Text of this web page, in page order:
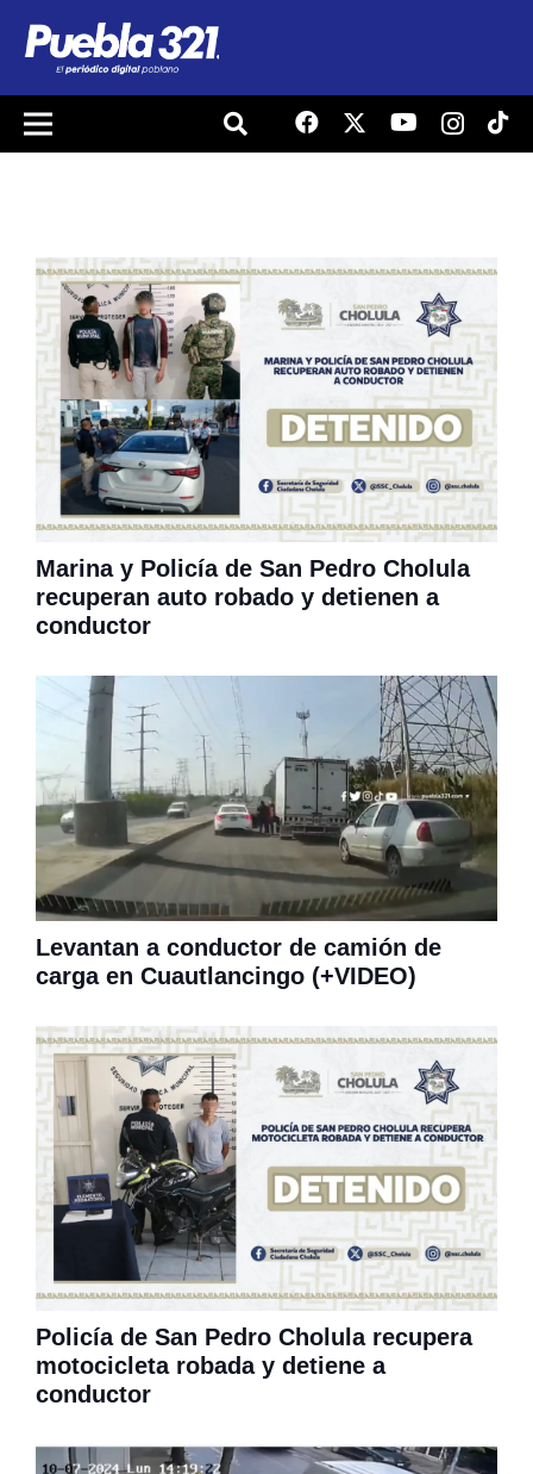
Marina y Policía de San Pedro Cholula
recuperan auto robado y detienen a
conductor
Levantan a conductor de camión de
carga en Cuautlancingo (+VIDEO)
Policía de San Pedro Cholula recupera
motocicleta robada y detiene a
conductor